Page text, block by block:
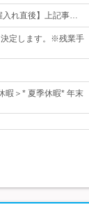
入れ直後】上記事…
定します。※残業手
暇＞* 夏季休暇* 年末